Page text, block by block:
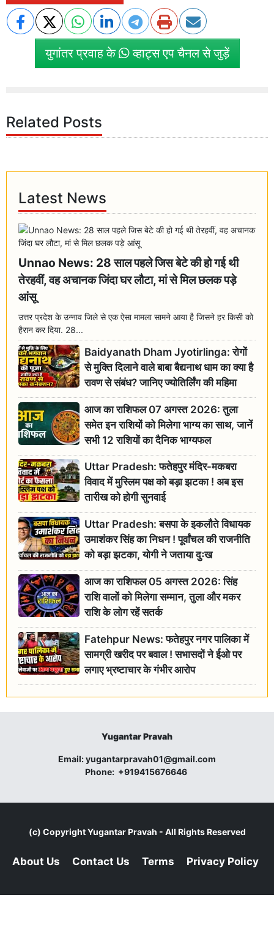
युगांतर प्रवाह के व्हाट्स एप चैनल से जुड़ें
Related Posts
Latest News
Unnao News: 28 साल पहले जिस बेटे की हो गई थी
तेरहवीं, वह अचानक जिंदा घर लौटा, मां से मिल छलक पड़े
आंसू
उत्तर प्रदेश के उन्नाव जिले से एक ऐसा मामला सामने आया है जिसने हर किसी को
हैरान कर दिया. 28...
Baidyanath Dham Jyotirlinga: रोगों
से मुक्ति दिलाने वाले बाबा बैद्यनाथ धाम का क्या है
रावण से संबंध? जानिए ज्योतिर्लिंग की महिमा
आज का राशिफल 07 अगस्त 2026: तुला
समेत इन राशियों को मिलेगा भाग्य का साथ, जानें
सभी 12 राशियों का दैनिक भाग्यफल
Uttar Pradesh: फतेहपुर मंदिर-मकबरा
विवाद में मुस्लिम पक्ष को बड़ा झटका ! अब इस
तारीख को होगी सुनवाई
Uttar Pradesh: बसपा के इकलौते विधायक
उमाशंकर सिंह का निधन ! पूर्वांचल की राजनीति
को बड़ा झटका, योगी ने जताया दुःख
आज का राशिफल 05 अगस्त 2026: सिंह
राशि वालों को मिलेगा सम्मान, तुला और मकर
राशि के लोग रहें सतर्क
Fatehpur News: फतेहपुर नगर पालिका में
सामग्री खरीद पर बवाल ! सभासदों ने ईओ पर
लगाए भ्रष्टाचार के गंभीर आरोप
Yugantar Pravah
Email:yugantarpravah01@gmail.com
Phone: +919415676646
(c) CopyrightYugantar Pravah - All Rights Reserved
About Us Contact Us Terms Privacy Policy